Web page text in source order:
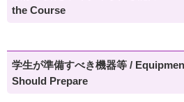
the Course
学生が準備すべき機器等 /
Should Prepare